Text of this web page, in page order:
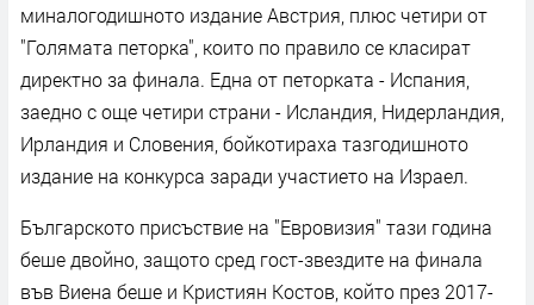
миналогодишното издание Австрия, плюс четири от
"Голямата петорка", които по правило се класират
директно за финала. Една от петорката - Испания,
заедно с още четири страни - Исландия, Нидерландия,
Ирландия и Словения, бойкотираха тазгодишното
издание на конкурса заради участието на Израел.
Българското присъствие на "Евровизия" тази година
беше двойно, защото сред гост-звездите на финала
във Виена беше и Кристиян Костов, който през 2017-